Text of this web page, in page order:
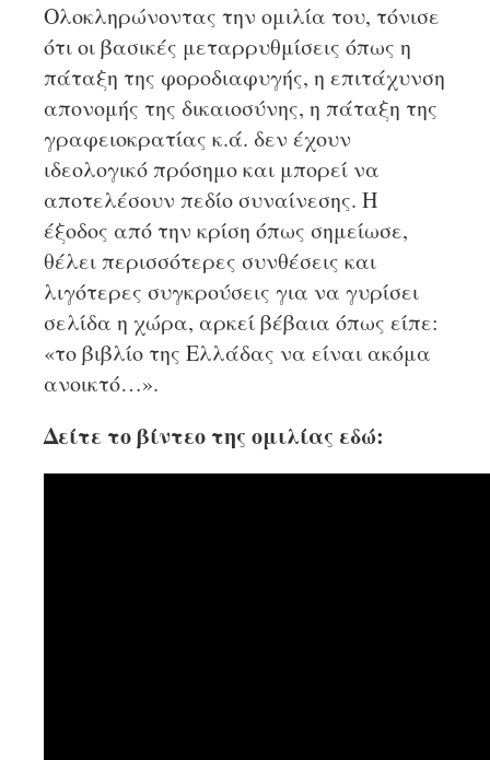
Ολοκληρώνοντας την ομιλία του, τόνισε
ότι οι βασικές μεταρρυθμίσεις όπως η
πάταξη της φοροδιαφυγής, η επιτάχυνση
απονομής της δικαιοσύνης, η πάταξη της
γραφειοκρατίας κ.ά. δεν έχουν
ιδεολογικό πρόσημο και μπορεί να
αποτελέσουν πεδίο συναίνεσης. Η
έξοδος από την κρίση όπως σημείωσε,
θέλει περισσότερες συνθέσεις και
λιγότερες συγκρούσεις για να γυρίσει
σελίδα η χώρα, αρκεί βέβαια όπως είπε:
«το βιβλίο της Ελλάδας να είναι ακόμα
ανοικτό…».
Δείτε το βίντεο της ομιλίας εδώ: